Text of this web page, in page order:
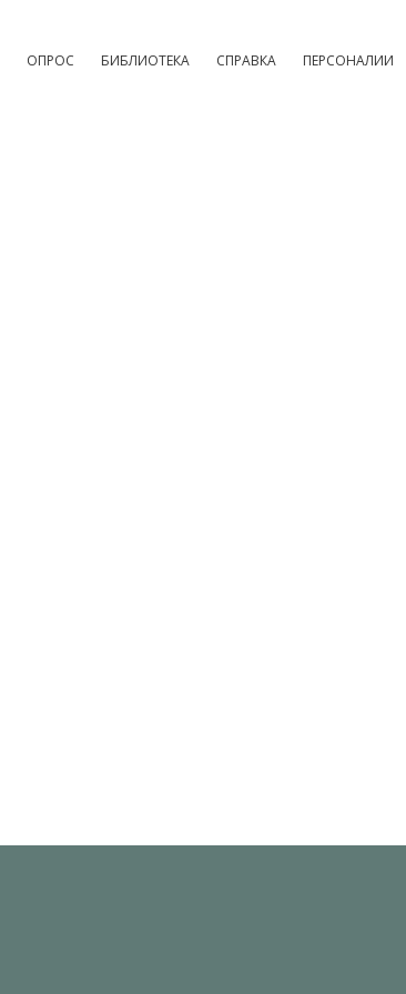
ОПРОС БИБЛИОТЕКА СПРАВКА ПЕРСОНАЛИИ